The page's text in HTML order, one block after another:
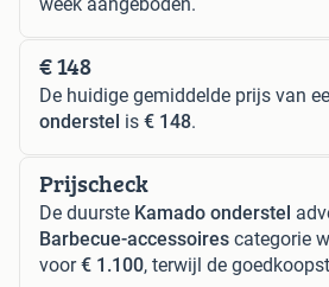
€ 148
De huidige gemiddelde prijs van
onderstel is € 148.
Prijscheck
De duurste Kamado onderstel
Barbecue-accessoires categorie
voor€ 1.100, terwijl de